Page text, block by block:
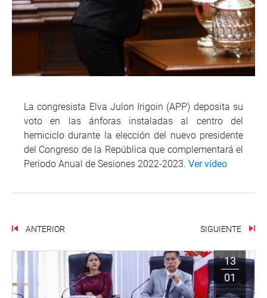
La congresista Elva Julon Irigoin (APP) deposita su
voto en las ánforas instaladas al centro del
hemiciclo durante la elección del nuevo presidente
del Congreso de la República que complementará el
Periodo Anual de Sesiones 2022-2023. Ver vídeo
ANTERIOR SIGUIENTE
13
01